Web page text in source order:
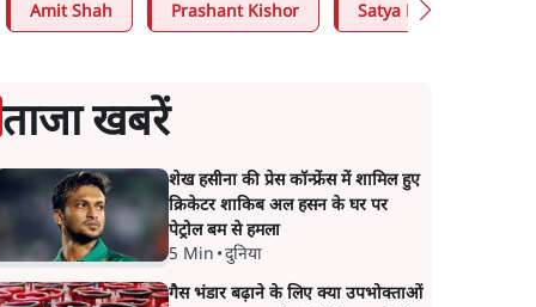
Amit Shah Prashant Kishor Satya Hindi
ताजा खबरें
शेख हसीना की प्रेस कॉन्फ्रेंस में शामिल हुए
क्रिकेटर शाकिब अल हसन के घर पर
पेट्रोल बम से हमला
5 Min •दुनिया
गैस भंडार बढ़ाने के लिए क्या उपभोक्ताओं